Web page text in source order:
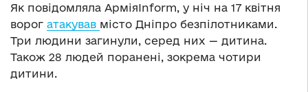
Як повідомляла АрміяInform, у ніч на 17 квітня
ворог атакував місто Дніпро безпілотниками.
Три людини загинули, серед них — дитина.
Також 28 людей поранені, зокрема чотири
дитини.